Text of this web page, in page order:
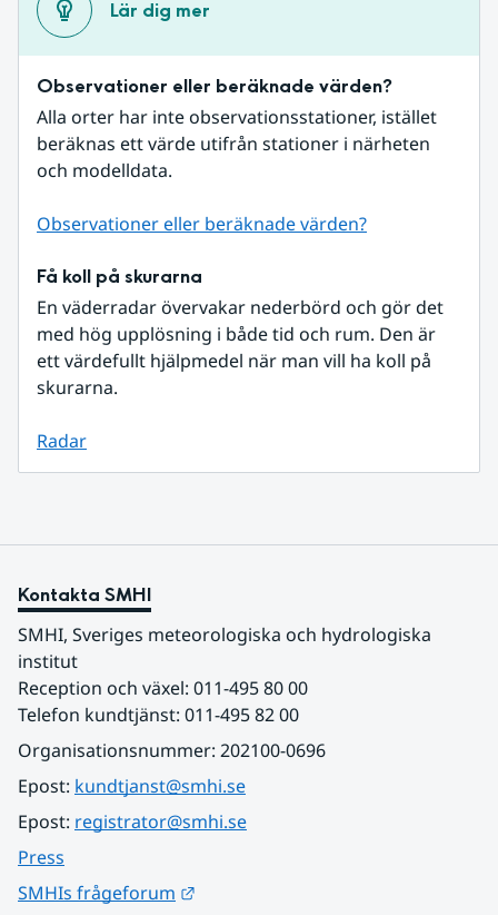
Lär dig mer
Observationer eller beräknade värden?
Alla orter har inte observationsstationer, istället
beräknas ett värde utifrån stationer i närheten
och modelldata.
Observationer eller beräknade värden?
Få koll på skurarna
En väderradar övervakar nederbörd och gör det
med hög upplösning i både tid och rum. Den är
ett värdefullt hjälpmedel när man vill ha koll på
skurarna.
Radar
Kontakta SMHI
SMHI, Sveriges meteorologiska och hydrologiska
institut
Reception och växel: 011-495 80 00
Telefon kundtjänst: 011-495 82 00
Organisationsnummer: 202100-0696
Epost: kundtjanst@smhi.se
Epost: registrator@smhi.se
Press
SMHIs frågeforum